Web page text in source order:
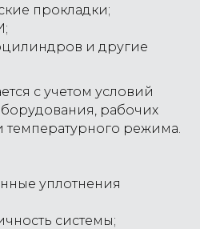
прокладки;
и другие
с учетом условий
рабочих
температурного режима.
уплотнения
системы;